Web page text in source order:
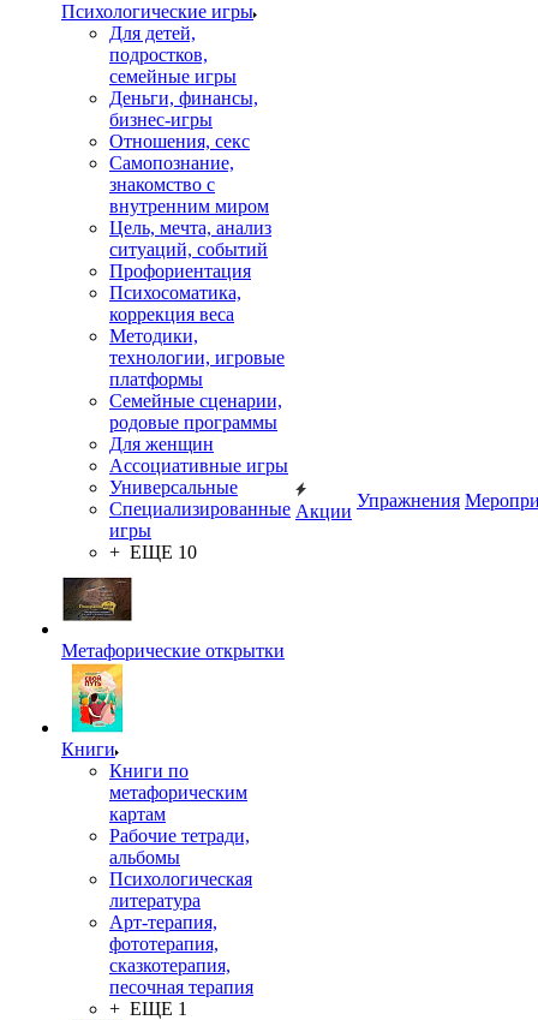
Психологические игры
Для детей,
подростков,
семейные игры
Деньги, финансы,
бизнес-игры
Отношения, секс
Самопознание,
знакомство с
внутренним миром
Цель, мечта, анализ
ситуаций, событий
Профориентация
Психосоматика,
коррекция веса
Методики,
технологии, игровые
платформы
Семейные сценарии,
родовые программы
Для женщин
Ассоциативные игры
Универсальные
Специализированные
игры
+ ЕЩЕ 10
Метафорические открытки
Книги
Книги по
метафорическим
картам
Рабочие тетради,
альбомы
Психологическая
литература
Арт-терапия,
фототерапия,
сказкотерапия,
песочная терапия
+ ЕЩЕ 1
Акции
Упражнения